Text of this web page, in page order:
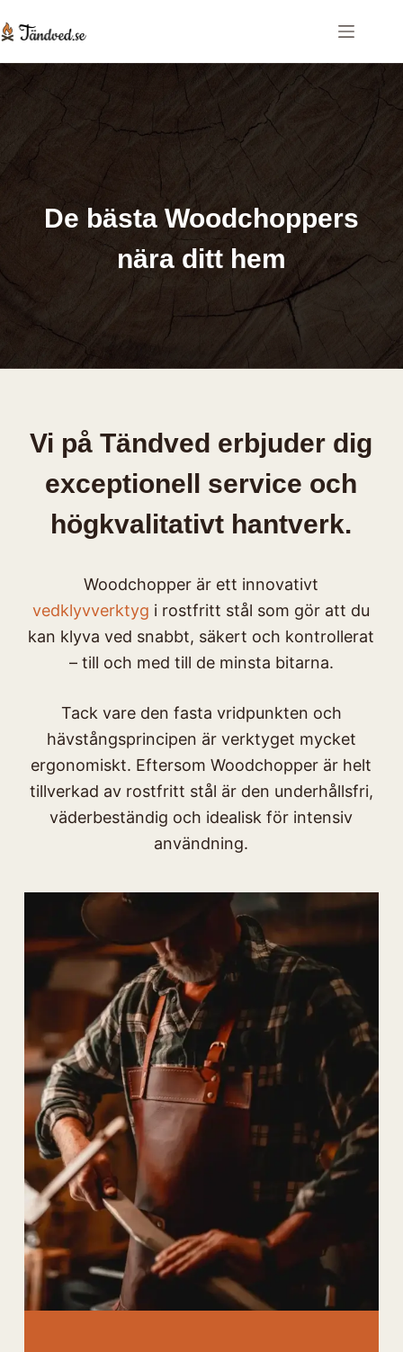
De bästa Woodchoppers
nära ditt hem
Vi på Tändved erbjuder dig
exceptionell service och
högkvalitativt hantverk.
Woodchopper är ett innovativt
vedklyvverktyg i rostfritt stål som gör att du
kan klyva ved snabbt, säkert och kontrollerat
– till och med till de minsta bitarna.
Tack vare den fasta vridpunkten och
hävstångsprincipen är verktyget mycket
ergonomiskt. Eftersom Woodchopper är helt
tillverkad av rostfritt stål är den underhållsfri,
väderbeständig och idealisk för intensiv
användning.